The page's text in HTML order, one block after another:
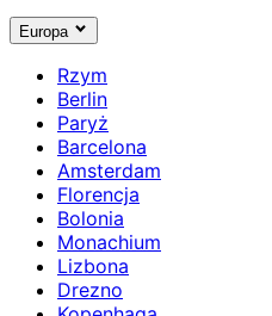
Europa
Rzym
Berlin
Paryż
Barcelona
Amsterdam
Florencja
Bolonia
Monachium
Lizbona
Drezno